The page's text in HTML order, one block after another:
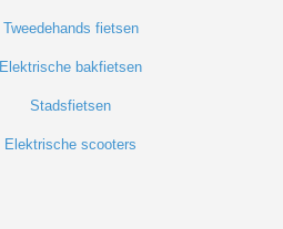
Tweedehands fietsen
Elektrische bakfietsen
Stadsfietsen
Elektrische scooters